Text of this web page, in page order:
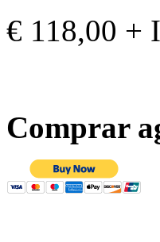
€ 118,00 +
Comprar